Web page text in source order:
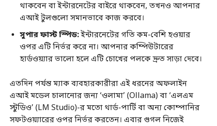
থাকবেন বা ইন্টারনেটের বাইরে থাকবেন, তখনও আপনার
এআই টুলগুলো সমানভাবে কাজ করবে।
সুপার ফাস্ট স্পিড:ইন্টারনেটের গতি কম-বেশি হওয়ার
ওপর এটি নির্ভর করে না। আপনার কম্পিউটারের
হার্ডওয়্যার ভালো হলে এটি চোখের পলকে দ্রুত সাড়া দেবে।
এতদিন পর্যন্ত ম্যাক ব্যবহারকারীরা এই ধরনের অফলাইন
এআই মডেল চালানোর জন্য ‘ওলামা’ (Ollama) বা ‘এলএম
স্টুডিও’ (LM Studio)-র মতো থার্ড-পার্টি বা অন্য কোম্পানির
সফটওয়্যারের ওপর নির্ভর করতেন। এবার গুগল নিজেই